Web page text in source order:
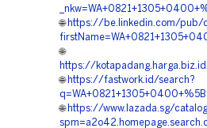
🌐 https://be.linkedin.com/pub/
🌐
https://
🌐 https://fastwork.id/search?
🌐 https://www.lazada.sg/